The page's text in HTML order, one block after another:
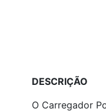
DESCRIÇÃO
O Carregador